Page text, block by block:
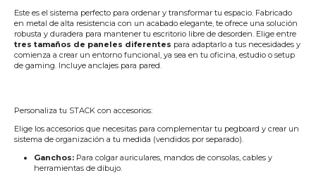
Este es el sistema perfecto para ordenar y transformar tu espacio. Fabricado
en metal de alta resistencia con un acabado elegante, te ofrece una solución
robusta y duradera para mantener tu escritorio libre de desorden. Elige entre
tres tamaños de paneles diferentes para adaptarlo a tus necesidades y
comienza a crear un entorno funcional, ya sea en tu oficina, estudio o setup
de gaming. Incluye anclajes para pared.
Personaliza tu STACK con accesorios:
Elige los accesorios que necesitas para complementar tu pegboard y crear un
sistema de organización a tu medida (vendidos por separado).
Ganchos:Para colgar auriculares, mandos de consolas, cables y
herramientas de dibujo.